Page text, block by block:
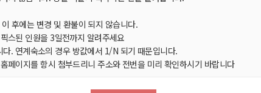
후에는 변경 및 환불이 되지 않습니다.
스된 인원을 3일전까지 알려주세요
. 연계숙소의 경우 방값에서 1/N 되기 때문입니다.
페이지를 항시 첨부드리니 주소와 전번을 미리 확인하시기 바랍니다